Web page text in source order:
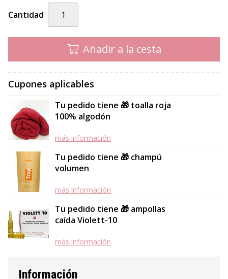
Cantidad
Añadir a la cesta
Cupones aplicables
Tu pedido tiene 🎁 toalla roja
100% algodón
más información
Tu pedido tiene 🎁 champú
volumen
más información
Tu pedido tiene 🎁 ampollas
caída Violett-10
más información
Información